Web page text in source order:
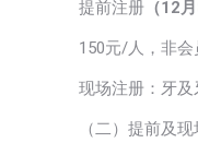
提前注册 （12
150元/人，非会
现场注册：牙及
（二）提前及